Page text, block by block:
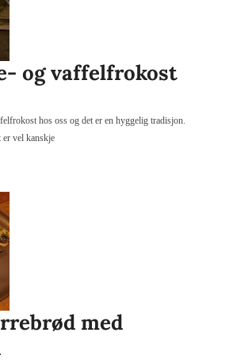
og vaffelfrokost
hos oss og det er en hyggelig tradisjon.
vel kanskje
med